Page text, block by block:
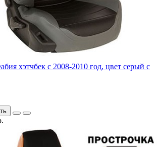
хэтчбек с 2008-2010 год, цвет серый с